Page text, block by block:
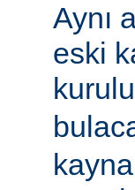
Aynı
eski